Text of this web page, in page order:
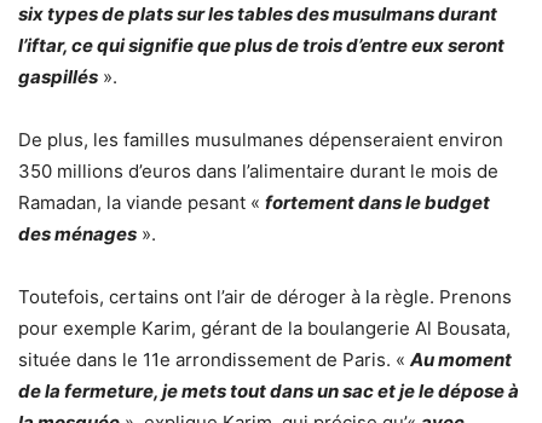
six types de plats sur les tables des musulmans durant
l’iftar, ce qui signifie que plus de trois d’entre eux seront
gaspillés ».
De plus, les familles musulmanes dépenseraient environ
350 millions d’euros dans l’alimentaire durant le mois de
Ramadan, la viande pesant « fortement dans le budget
des ménages ».
Toutefois, certains ont l’air de déroger à la règle. Prenons
pour exemple Karim, gérant de la boulangerie Al Bousata,
située dans le 11e arrondissement de Paris. « Au moment
de la fermeture, je mets tout dans un sac et je le dépose à